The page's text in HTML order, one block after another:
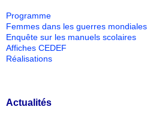
Programme
Femmes dans les guerres mondiales
Enquête sur les manuels scolaires
Affiches CEDEF
Réalisations
Actualités